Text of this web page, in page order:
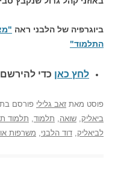
ביוגרפיה של הלבני ראה
התלמוד"
לחץ כאן כדי
פוסט מאת זאב גלילי פורסם
ביאליק, שואה, תלמוד, תלמוד
לביאליק, דוד הלבני, משרפות